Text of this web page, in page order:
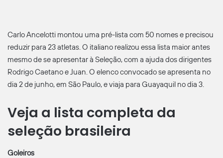
Carlo Ancelotti montou uma pré-lista com 50 nomes e precisou
reduzir para 23 atletas. O italiano realizou essa lista maior antes
mesmo de se apresentar à Seleção, com a ajuda dos dirigentes
Rodrigo Caetano e Juan. O elenco convocado se apresenta no
dia 2 de junho, em São Paulo, e viaja para Guayaquil no dia 3.
Veja a lista completa da
seleção brasileira
Goleiros